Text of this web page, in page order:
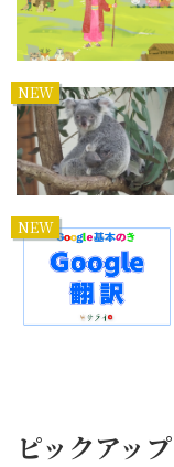
NEW
NEW
ピックアップ